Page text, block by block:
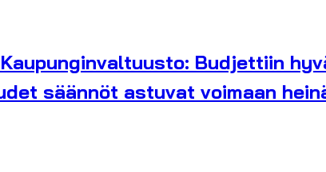
Budjettiin
säännöt astuvat voimaan